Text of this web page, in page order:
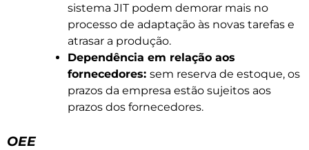
sistema JIT podem demorar mais no
processo de adaptação às novas tarefas e
atrasar a produção.
Dependência em relação aos
fornecedores: sem reserva de estoque, os
prazos da empresa estão sujeitos aos
prazos dos fornecedores.
OEE